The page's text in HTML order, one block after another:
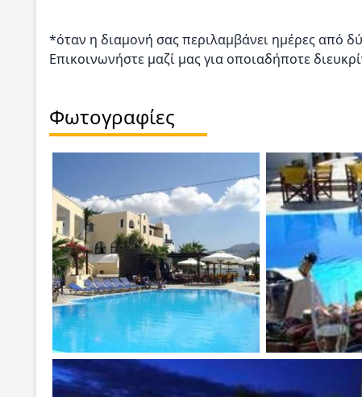
*όταν η διαμονή σας περιλαμβάνει ημέρες από
Επικοινωνήστε μαζί μας για οποιαδήποτε
Φωτογραφίες